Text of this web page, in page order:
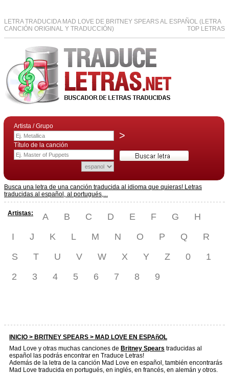
LETRA TRADUCIDA MAD LOVE DE BRITNEY SPEARS AL ESPAÑOL (LETRA
CANCIÓN ORIGINAL Y TRADUCCIÓN)
TOP LETRAS
Artista / Grupo
>
Título de la canción
Busca una letra de una canción traducida al idioma que quieras! Letras
traducidas al español, al portugués,...
Artistas: A B C D E F G
H
I
J K L M N O P Q
R
S
T U V W X Y Z 0
1
2
3 4 5 6 7 8 9
INICIO > BRITNEY SPEARS > MAD LOVE EN ESPAñOL
Mad Love y otras muchas canciones de Britney Spears traducidas al
español las podrás encontrar en Traduce Letras!
Además de la letra de la canción Mad Love en español, también encontrarás
Mad Love traducida en portugués, en inglés, en francés, en alemán y otros.